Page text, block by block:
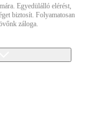
Egyedülálló elérést,
biztosít. Folyamatosan
záloga.